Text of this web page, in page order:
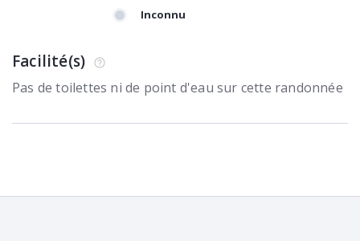
Inconnu
Facilité(s)
Pas de toilettes ni de point d'eau sur cette randonnée